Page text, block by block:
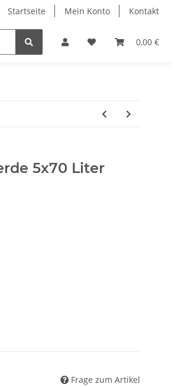
Startseite Mein Konto Kontakt
0,00 €
Wellness Zubehör
5x70 Liter
Frage zum Artikel